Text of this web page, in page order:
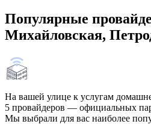
Популярные
Михайловская,
На вашей улице к услугам
5 провайдеров — официальных
Мы выбрали для вас наиболее